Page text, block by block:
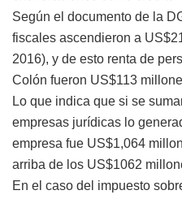
Según el documento de la
fiscales ascendieron a
2016), y de esto renta de
Colón fueron US$113
Lo que indica que si se
empresas jurídicas lo
empresa fue US$1,064
arriba de los US$1062
En el caso del impuesto